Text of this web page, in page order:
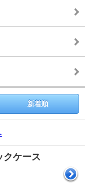
新着順
クケース